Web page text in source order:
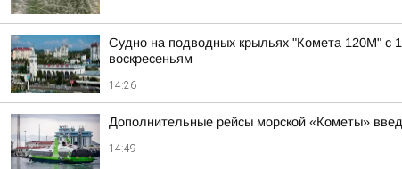
Судно на подводных крыльях "Комета 120М" с
воскресеньям
14:26
Дополнительные рейсы морской «Кометы»
14:49